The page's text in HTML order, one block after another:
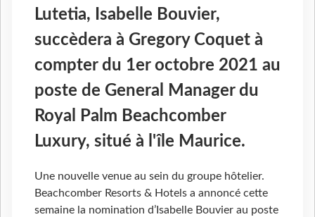
Lutetia, Isabelle Bouvier,
succèdera à Gregory Coquet à
compter du 1er octobre 2021 au
poste de General Manager du
Royal Palm Beachcomber
Luxury, situé à l'île Maurice.
Une nouvelle venue au sein du groupe hôtelier.
Beachcomber Resorts & Hotels a annoncé cette
semaine la nomination d’Isabelle Bouvier au poste